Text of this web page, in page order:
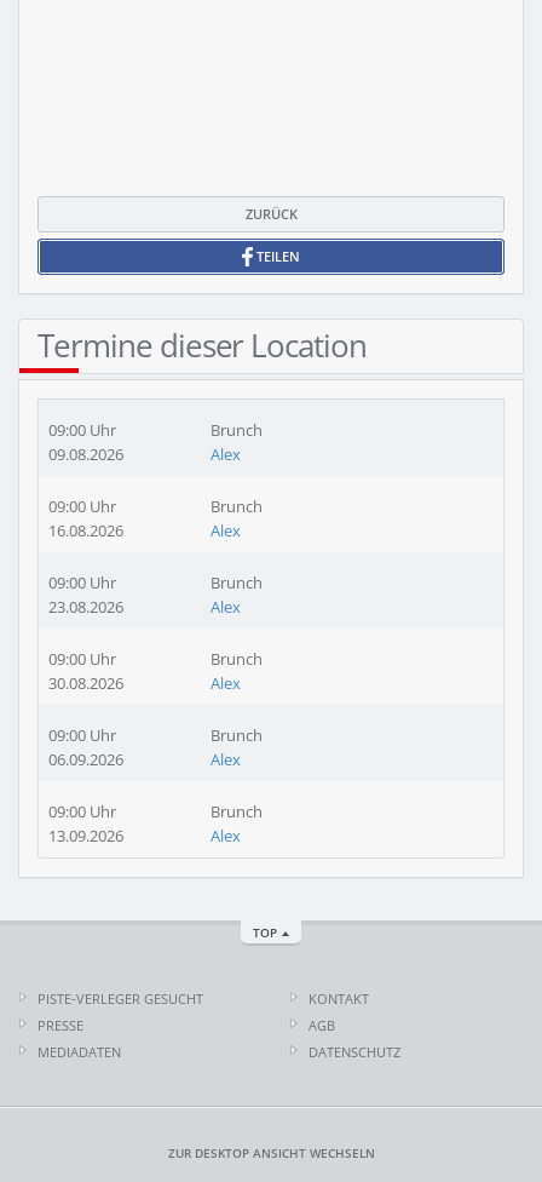
ZURÜCK
TEILEN
Termine dieser Location
09:00 Uhr
09.08.2026
Brunch
Alex
09:00 Uhr
16.08.2026
Brunch
Alex
09:00 Uhr
23.08.2026
Brunch
Alex
09:00 Uhr
30.08.2026
Brunch
Alex
09:00 Uhr
06.09.2026
Brunch
Alex
09:00 Uhr
13.09.2026
Brunch
Alex
TOP
PISTE-VERLEGER GESUCHT
PRESSE
MEDIADATEN
KONTAKT
AGB
DATENSCHUTZ
ZUR DESKTOP ANSICHT WECHSELN